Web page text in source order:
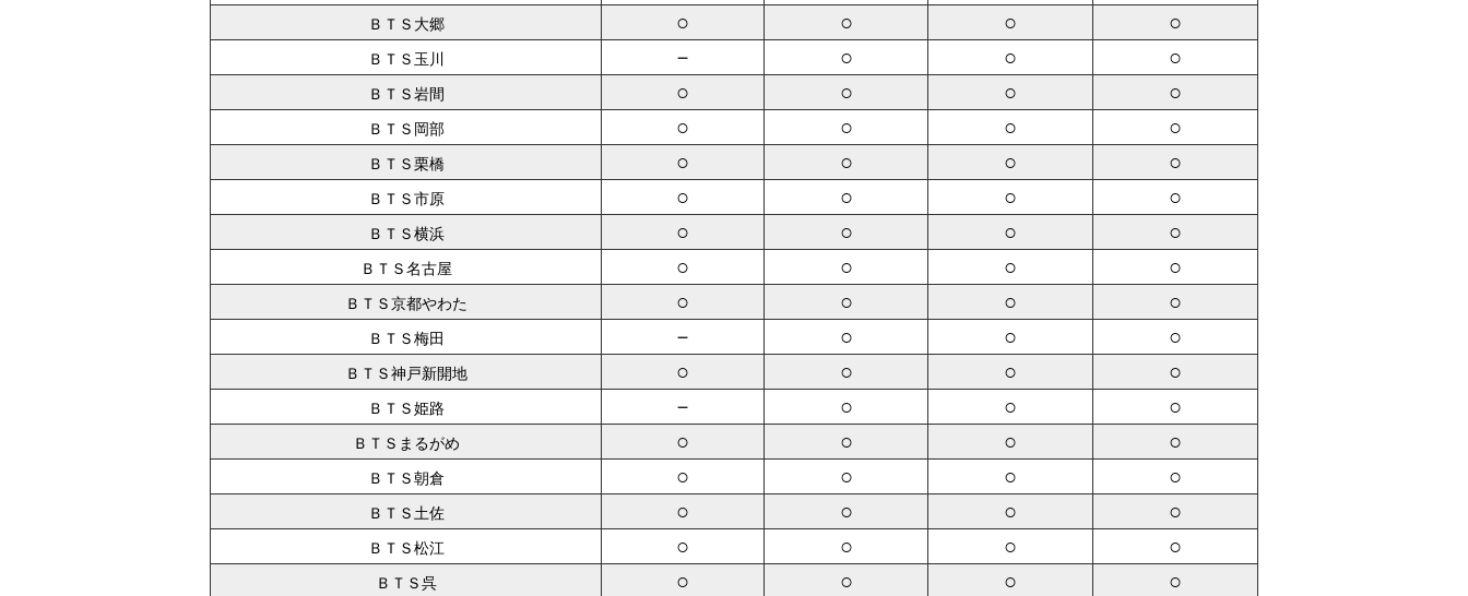
ＢＴＳ大郷 ○ ○ ○ ○
ＢＴＳ玉川 － ○ ○ ○
ＢＴＳ岩間 ○ ○ ○ ○
ＢＴＳ岡部 ○ ○ ○ ○
ＢＴＳ栗橋 ○ ○ ○ ○
ＢＴＳ市原 ○ ○ ○ ○
ＢＴＳ横浜 ○ ○ ○ ○
ＢＴＳ名古屋 ○ ○ ○ ○
ＢＴＳ京都やわた ○ ○ ○ ○
ＢＴＳ梅田 － ○ ○ ○
ＢＴＳ神戸新開地 ○ ○ ○ ○
ＢＴＳ姫路 － ○ ○ ○
ＢＴＳまるがめ ○ ○ ○ ○
ＢＴＳ朝倉 ○ ○ ○ ○
ＢＴＳ土佐 ○ ○ ○ ○
ＢＴＳ松江 ○ ○ ○ ○
ＢＴＳ呉 ○ ○ ○ ○